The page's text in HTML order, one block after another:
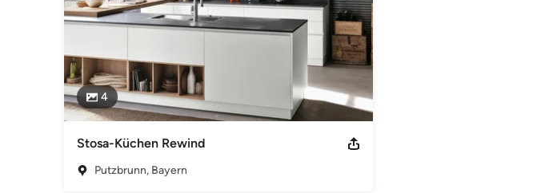
4
Stosa-Küchen Rewind
Putzbrunn, Bayern